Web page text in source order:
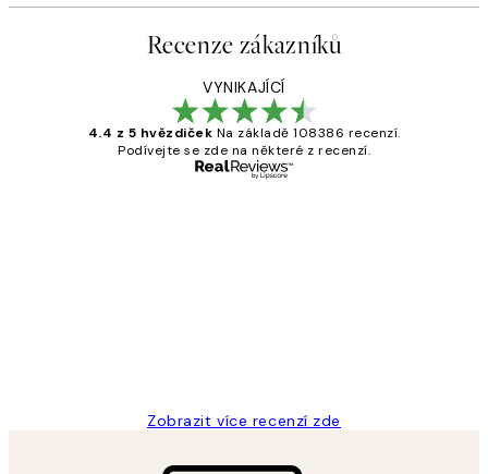
Recenze zákazníků
VYNIKAJÍCÍ
4.4 z 5 hvězdiček Na základě 108386 recenzí.
Podívejte se zde na některé z recenzí.
Zobrazit více recenzí zde